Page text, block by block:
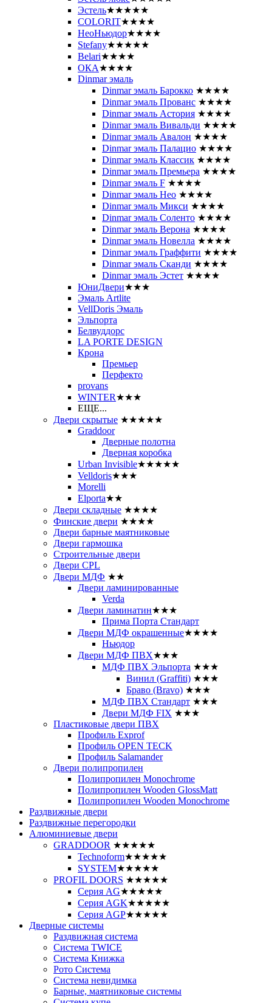
Эстель★★★★★
COLORIT★★★★
НеоНьюдор★★★★
Stefany★★★★★
Belari★★★★
ОКА★★★★
Dinmar эмаль
Dinmar эмаль Барокко ★★★★
Dinmar эмаль Прованс ★★★★
Dinmar эмаль Астория ★★★★
Dinmar эмаль Вивальди ★★★★
Dinmar эмаль Авалон ★★★★
Dinmar эмаль Палацио ★★★★
Dinmar эмаль Классик ★★★★
Dinmar эмаль Премьера ★★★★
Dinmar эмаль F ★★★★
Dinmar эмаль Нео ★★★★
Dinmar эмаль Микси ★★★★
Dinmar эмаль Соленто ★★★★
Dinmar эмаль Верона ★★★★
Dinmar эмаль Новелла ★★★★
Dinmar эмаль Граффити ★★★★
Dinmar эмаль Сканди ★★★★
Dinmar эмаль Эстет ★★★★
ЮниДвери★★★
Эмаль Artlite
VellDoris Эмаль
Эльпорта
Белвуддорс
LA PORTE DESIGN
Крона
Премьер
Перфекто
provans
WINTER★★★
ЕЩЕ...
Двери скрытые ★★★★★
Graddoor
Дверные полотна
Дверная коробка
Urban Invisible★★★★★
Velldoris★★★
Morelli
Elporta★★
Двери складные ★★★★
Финские двери ★★★★
Двери барные маятниковые
Двери гармошка
Строительные двери
Двери CРL
Двери МДФ ★★
Двери ламинированные
Verda
Двери ламинатин★★★
Прима Порта Стандарт
Двери МДФ окрашенные★★★★
Ньюдор
Двери МДФ ПВХ★★★
МДФ ПВХ Эльпорта ★★★
Винил (Graffiti) ★★★
Браво (Bravo) ★★★
МДФ ПВХ Стандарт ★★★
Двери МДФ FIX ★★★
Пластиковые двери ПВХ
Профиль Exprof
Профиль OPEN TECK
Профиль Salamander
Двери полипропилен
Полипропилен Monochrome
Полипропилен Wooden GlossMatt
Полипропилен Wooden Monochrome
Раздвижные двери
Раздвижные перегородки
Алюминиевые двери
GRADDOOR ★★★★★
Technoform★★★★★
SYSTEM★★★★★
PROFIL DOORS ★★★★★
Серия AG★★★★★
Серия AGK★★★★★
Серия AGP★★★★★
Дверные системы
Раздвижная система
Система TWICE
Система Книжка
Рото Система
Система невидимка
Барные, маятниковые системы